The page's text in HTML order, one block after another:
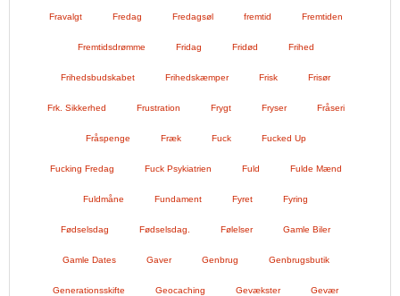
Fravalgt Fredag Fredagsøl fremtid Fremtiden
Fremtidsdrømme Fridag Fridød Frihed
Frihedsbudskabet Frihedskæmper Frisk Frisør
Frk. Sikkerhed Frustration Frygt Fryser Fråseri
Fråspenge Fræk Fuck Fucked Up
Fucking Fredag Fuck Psykiatrien Fuld Fulde Mænd
Fuldmåne Fundament Fyret Fyring
Fødselsdag Fødselsdag. Følelser Gamle Biler
Gamle Dates Gaver Genbrug Genbrugsbutik
Generationsskifte Geocaching Gevækster Gevær